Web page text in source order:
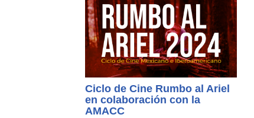
Ciclo de Cine Rumbo al Ariel
en colaboración con la
AMACC